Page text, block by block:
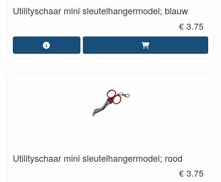
Utilityschaar mini sleutelhangermodel; blauw
€ 3.75
Utilityschaar mini sleutelhangermodel; rood
€ 3.75